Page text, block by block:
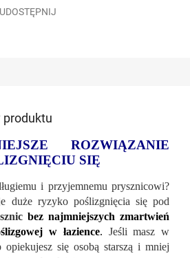
UDOSTĘPNIJ
produktu
ROZWIĄZANIE
SIĘ
i przyjemnemu prysznicowi?
duże ryzyko poślizgnięcia się pod
bez najmniejszych zmartwień
w łazience. Jeśli masz w
opiekujesz się osobą starszą i mniej